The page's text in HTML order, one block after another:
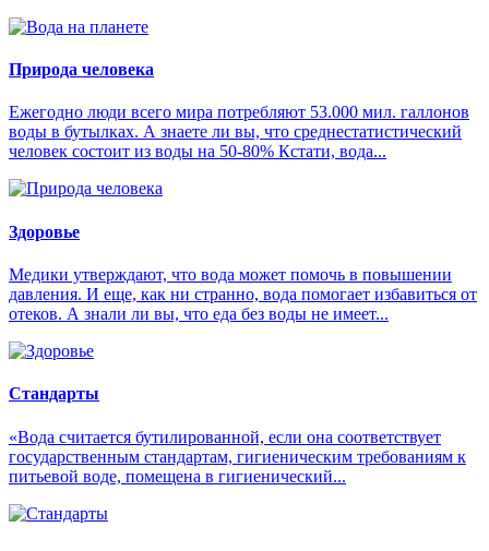
Природа человека
Ежегодно люди всего мира потребляют 53.000 мил. галлонов
воды в бутылках. А знаете ли вы, что среднестатистический
человек состоит из воды на 50-80% Кстати, вода...
Здоровье
Медики утверждают, что вода может помочь в повышении
давления. И еще, как ни странно, вода помогает избавиться от
отеков. А знали ли вы, что еда без воды не имеет...
Стандарты
«Вода считается бутилированной, если она соответствует
государственным стандартам, гигиеническим требованиям к
питьевой воде, помещена в гигиенический...